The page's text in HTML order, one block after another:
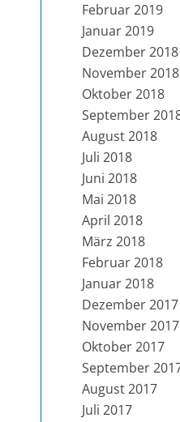
Februar 2019
Januar 2019
Dezember 2018
November 2018
Oktober 2018
September
August 2018
Juli 2018
Juni 2018
Mai 2018
April 2018
März 2018
Februar 2018
Januar 2018
Dezember 2017
November 2017
Oktober 2017
September
August 2017
Juli 2017